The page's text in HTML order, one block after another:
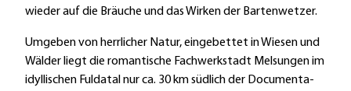
wieder auf die Bräuche und das Wirken der Bartenwetzer.
Umgeben von herrlicher Natur, eingebettet in Wiesen und
Wälder liegt die romantische Fachwerkstadt Melsungen im
idyllischen Fuldatal nur ca. 30 km südlich der Documenta-